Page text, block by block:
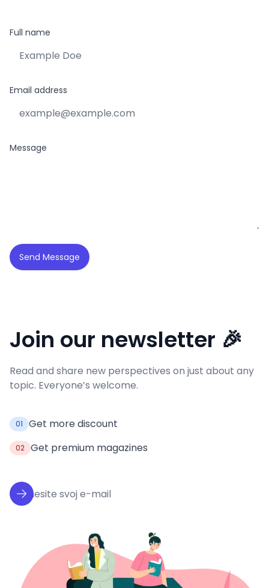
Full name
Email address
Message
Send Message
Join our newsletter 🎉
Read and share new perspectives on just about any
topic. Everyone’s welcome.
01 Get more discount
02 Get premium magazines